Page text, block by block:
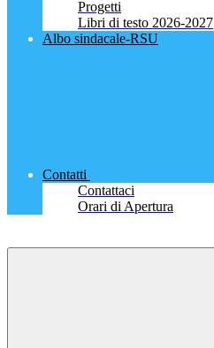
Progetti
Libri di testo 2026-2027
Albo sindacale-RSU
Contatti
Contattaci
Orari di Apertura